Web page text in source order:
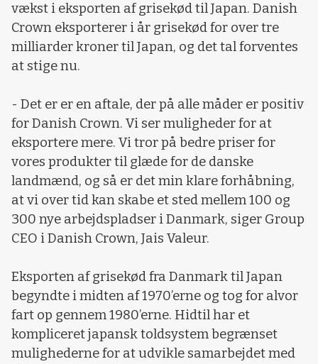
vækst i eksporten af grisekød til Japan. Danish
Crown eksporterer i år grisekød for over tre
milliarder kroner til Japan, og det tal forventes
at stige nu.
- Det er er en aftale, der på alle måder er positiv
for Danish Crown. Vi ser muligheder for at
eksportere mere. Vi tror på bedre priser for
vores produkter til glæde for de danske
landmænd, og så er det min klare forhåbning,
at vi over tid kan skabe et sted mellem 100 og
300 nye arbejdspladser i Danmark, siger Group
CEO i Danish Crown, Jais Valeur.
Eksporten af grisekød fra Danmark til Japan
begyndte i midten af 1970’erne og tog for alvor
fart op gennem 1980’erne. Hidtil har et
kompliceret japansk toldsystem begrænset
mulighederne for at udvikle samarbejdet med